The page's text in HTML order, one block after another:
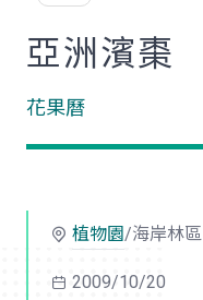
歡
亞洲濱棗
花果曆
植物園/海岸林區
2009/10/20